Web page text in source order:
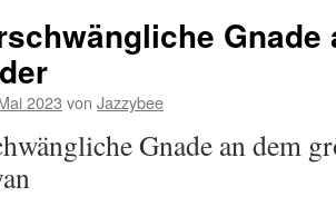
Gnade
2023 von Jazzybee
Gnade an dem